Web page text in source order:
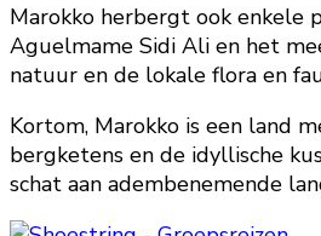
Marokko herbergt ook enkele
Aguelmame Sidi Ali en het
natuur en de lokale flora en
Kortom, Marokko is een land
bergketens en de idyllische
schat aan adembenemende